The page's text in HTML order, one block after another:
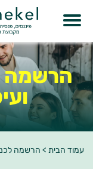
הרשמה
עמוד הבית > הרשמה